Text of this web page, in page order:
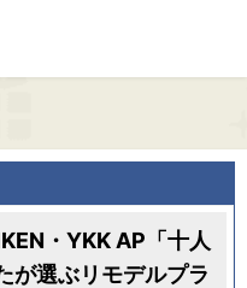
・YKK AP「十人
が選ぶリモデルプラ